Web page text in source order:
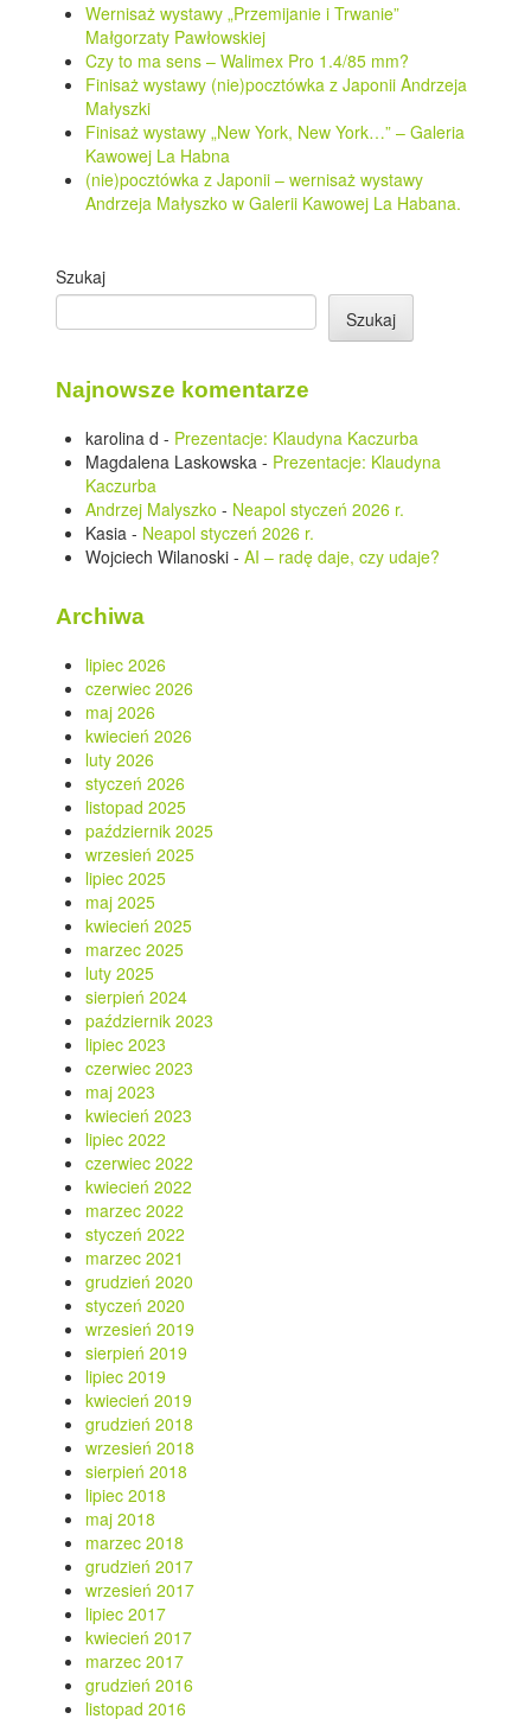
Wernisaż wystawy „Przemijanie i Trwanie”
Małgorzaty Pawłowskiej
Czy to ma sens – Walimex Pro 1.4/85 mm?
Finisaż wystawy (nie)pocztówka z Japonii Andrzeja
Małyszki
Finisaż wystawy „New York, New York…” – Galeria
Kawowej La Habna
(nie)pocztówka z Japonii – wernisaż wystawy
Andrzeja Małyszko w Galerii Kawowej La Habana.
Szukaj
Szukaj
Najnowsze komentarze
karolina d - Prezentacje: Klaudyna Kaczurba
Magdalena Laskowska - Prezentacje: Klaudyna
Kaczurba
Andrzej Malyszko - Neapol styczeń 2026 r.
Kasia - Neapol styczeń 2026 r.
Wojciech Wilanoski -AI – radę daje, czy udaje?
Archiwa
lipiec 2026
czerwiec 2026
maj 2026
kwiecień 2026
luty 2026
styczeń 2026
listopad 2025
październik 2025
wrzesień 2025
lipiec 2025
maj 2025
kwiecień 2025
marzec 2025
luty 2025
sierpień 2024
październik 2023
lipiec 2023
czerwiec 2023
maj 2023
kwiecień 2023
lipiec 2022
czerwiec 2022
kwiecień 2022
marzec 2022
styczeń 2022
marzec 2021
grudzień 2020
styczeń 2020
wrzesień 2019
sierpień 2019
lipiec 2019
kwiecień 2019
grudzień 2018
wrzesień 2018
sierpień 2018
lipiec 2018
maj 2018
marzec 2018
grudzień 2017
wrzesień 2017
lipiec 2017
kwiecień 2017
marzec 2017
grudzień 2016
listopad 2016